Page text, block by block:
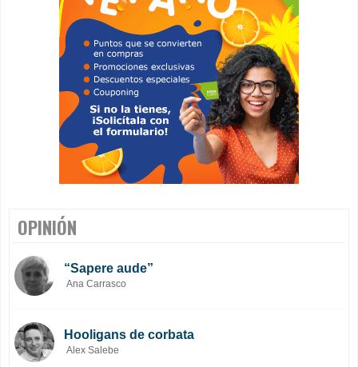
OPINIÓN
“Sapere aude”
Ana Carrasco
Hooligans de corbata
Alex Salebe